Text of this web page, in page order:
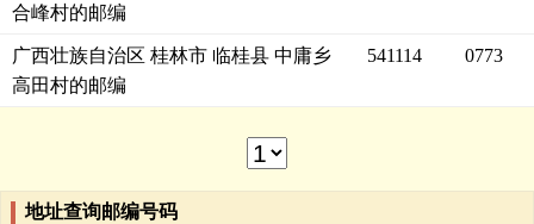
合峰村的邮编
广西壮族自治区 桂林市 临桂县 中庸乡
高田村的邮编
541114 0773
地址查询邮编号码